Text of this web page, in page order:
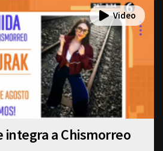
integra a Chismorreo